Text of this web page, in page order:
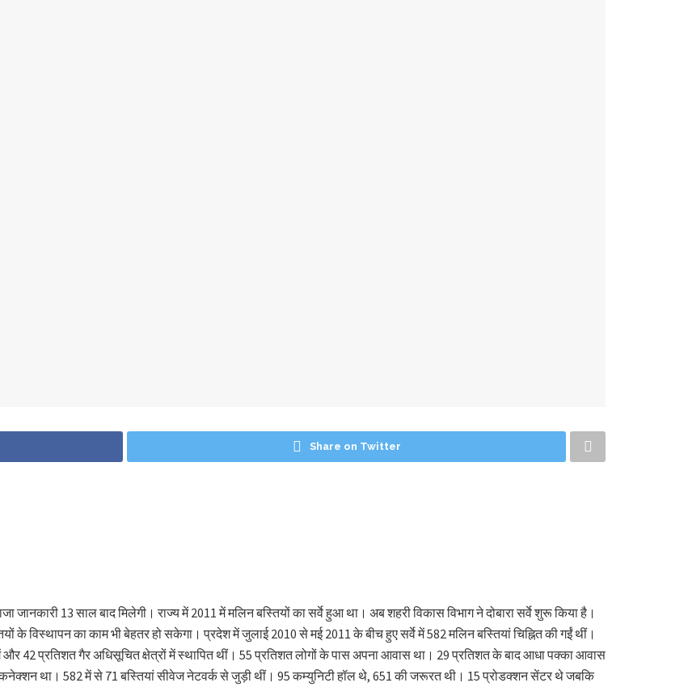
Share on Twitter
जानकारी 13 साल बाद मिलेगी। राज्य में 2011 में मलिन बस्तियों का सर्वे हुआ था। अब शहरी विकास विभाग ने दोबारा सर्वे शुरू किया है।
के विस्थापन का काम भी बेहतर हो सकेगा। प्रदेश में जुलाई 2010 से मई 2011 के बीच हुए सर्वे में 582 मलिन बस्तियां चिह्नित की गईं थीं।
और 42 प्रतिशत गैर अधिसूचित क्षेत्रों में स्थापित थीं। 55 प्रतिशत लोगों के पास अपना आवास था। 29 प्रतिशत के बाद आधा पक्का आवास
था। 582 में से 71 बस्तियां सीवेज नेटवर्क से जुड़ी थीं। 95 कम्युनिटी हॉल थे, 651 की जरूरत थी। 15 प्रोडक्शन सेंटर थे जबकि